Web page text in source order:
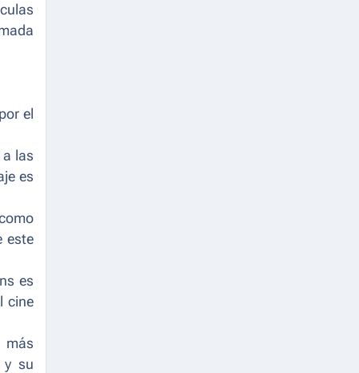
el
las
es
este
es
cine
más
y su